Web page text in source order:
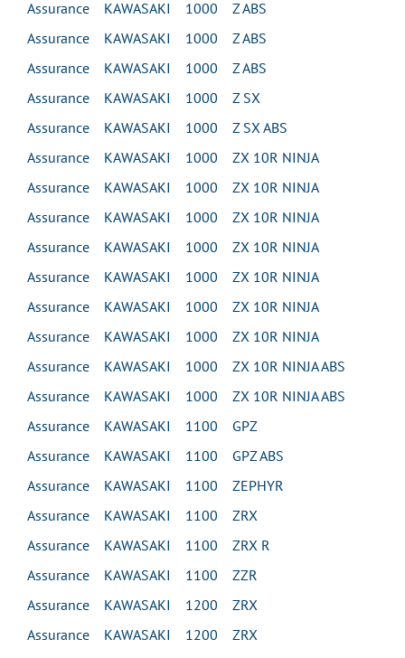
Assurance KAWASAKI 1000 Z ABS
Assurance KAWASAKI 1000 Z ABS
Assurance KAWASAKI 1000 Z ABS
Assurance KAWASAKI 1000 Z SX
Assurance KAWASAKI 1000 Z SX ABS
Assurance KAWASAKI 1000 ZX 10R NINJA
Assurance KAWASAKI 1000 ZX 10R NINJA
Assurance KAWASAKI 1000 ZX 10R NINJA
Assurance KAWASAKI 1000 ZX 10R NINJA
Assurance KAWASAKI 1000 ZX 10R NINJA
Assurance KAWASAKI 1000 ZX 10R NINJA
Assurance KAWASAKI 1000 ZX 10R NINJA
Assurance KAWASAKI 1000 ZX 10R NINJA ABS
Assurance KAWASAKI 1000 ZX 10R NINJA ABS
Assurance KAWASAKI 1100 GPZ
Assurance KAWASAKI 1100 GPZ ABS
Assurance KAWASAKI 1100 ZEPHYR
Assurance KAWASAKI 1100 ZRX
Assurance KAWASAKI 1100 ZRX R
Assurance KAWASAKI 1100 ZZR
Assurance KAWASAKI 1200 ZRX
Assurance KAWASAKI 1200 ZRX